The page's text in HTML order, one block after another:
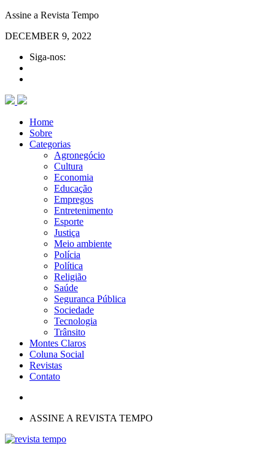
Assine a Revista Tempo
DECEMBER 9, 2022
Siga-nos:
Home
Sobre
Categorias
Agronegócio
Cultura
Economia
Educação
Empregos
Entretenimento
Esporte
Justiça
Meio ambiente
Polícia
Política
Religião
Saúde
Seguranca Pública
Sociedade
Tecnologia
Trânsito
Montes Claros
Coluna Social
Revistas
Contato
ASSINE A REVISTA TEMPO